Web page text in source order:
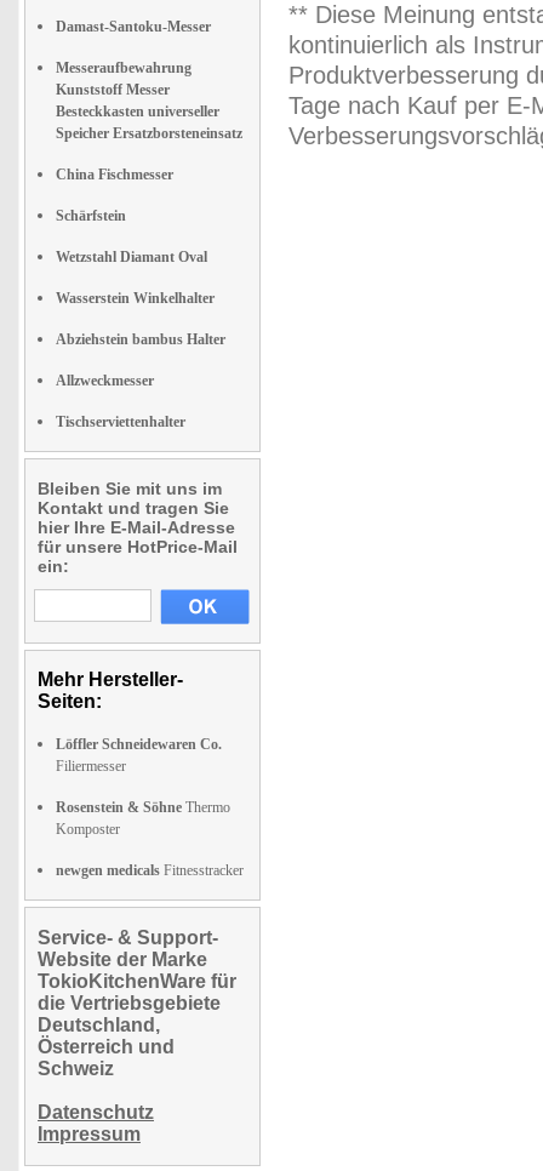
Damast-Santoku-Messer
Messeraufbewahrung
Kunststoff Messer
Besteckkasten universeller
Speicher Ersatzborsteneinsatz
China Fischmesser
Schärfstein
Wetzstahl Diamant Oval
Wasserstein Winkelhalter
Abziehstein bambus Halter
Allzweckmesser
Tischserviettenhalter
Bleiben Sie mit uns im
Kontakt und tragen Sie
hier Ihre E-Mail-Adresse
für unsere HotPrice-Mail
ein:
Mehr Hersteller-
Seiten:
Löffler Schneidewaren Co.
Filiermesser
Rosenstein & Söhne Thermo
Komposter
newgen medicals Fitnesstracker
Service- & Support-
Website der Marke
TokioKitchenWare für
die Vertriebsgebiete
Deutschland,
Österreich und
Schweiz
Datenschutz
Impressum
** Diese Meinung
kontinuierlich als
Produktverbesserung
Tage nach Kauf per E-